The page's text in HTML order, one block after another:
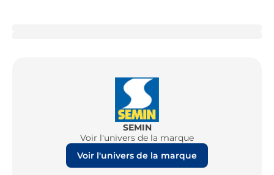
SEMIN
Voir l'univers de la marque
Voir l'univers de la marque